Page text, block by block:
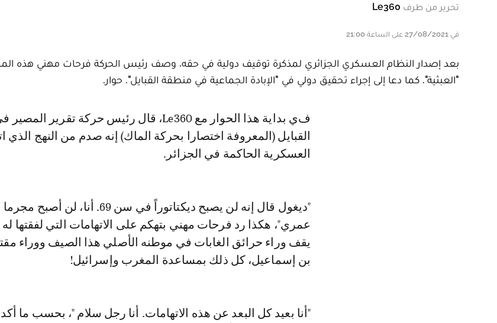
تحرير من طرف Le360
في 27/08/2021 على الساعة 21:00
بعد إصدار النظام العسكري الجزائري لمذكرة توقيف دولية في حقه، وصف رئيس الحركة فرحات مهني هذه
"العبثية". كما دعا إلى إجراء تحقيق دولي في "الإبادة الجماعية في منطقة القبايل". حوار.
في بداية هذا الحوار مع Le360، قال رئيس حركة تقرير المصير في منطقة
القبايل (المعروفة اختصارا بحركة الماك) إنه صدم من النهج الذي
العسكرية الحاكمة في الجزائر.
"ديغول قال إنه لن يصبح ديكتاتوراً في سن
عمري"، هكذا رد فرحات مهني بتهكم على الاتهامات التي لفقتها له
يقف وراء حرائق الغابات في موطنه الأصلي هذا الصيف ووراء
بن إسماعيل، كل ذلك بمساعدة المغرب وإسرائيل!
"أنا بعيد كل البعد عن هذه الاتهامات. أنا رجل سلام "، بحسب ما